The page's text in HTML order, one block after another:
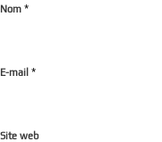
Nom*
E-mail*
Site web